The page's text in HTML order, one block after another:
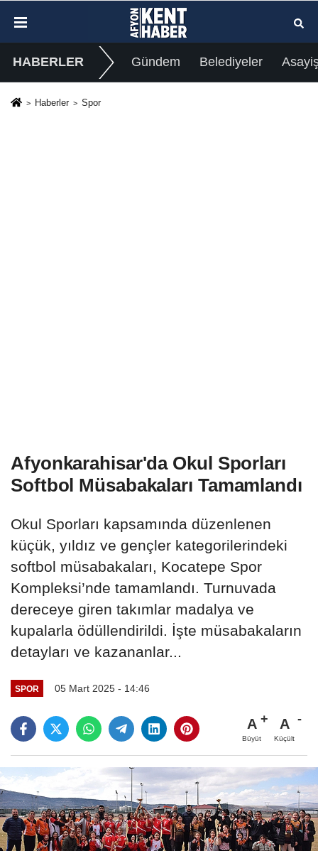
HABERLER Gündem Belediyeler
Haberler Spor
Afyonkarahisar'da Okul Sporları
Softbol Müsabakaları Tamamlandı
Okul Sporları kapsamında düzenlenen
küçük, yıldız ve gençler kategorilerindeki
softbol müsabakaları, Kocatepe Spor
Kompleksi’nde tamamlandı. Turnuvada
dereceye giren takımlar madalya ve
kupalarla ödüllendirildi. İşte müsabakaların
detayları ve kazananlar...
SPOR 05 Mart 2025 - 14:46
A
Büyüt
A
Küçült